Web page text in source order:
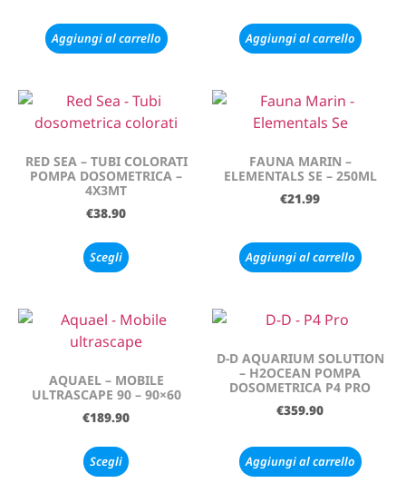
Aggiungi al carrello Aggiungi al carrello
RED SEA – TUBI COLORATI
POMPA DOSOMETRICA –
4X3MT
€38.90
Scegli
FAUNA MARIN –
ELEMENTALS SE – 250ML
€21.99
Aggiungi al carrello
AQUAEL – MOBILE
ULTRASCAPE 90 – 90×60
€189.90
Scegli
D-D AQUARIUM SOLUTION
– H2OCEAN POMPA
DOSOMETRICA P4 PRO
€359.90
Aggiungi al carrello